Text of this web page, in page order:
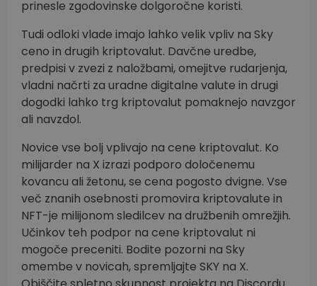
prinesle zgodovinske dolgoročne koristi.
Tudi odloki vlade imajo lahko velik vpliv na Sky
ceno in drugih kriptovalut. Davčne uredbe,
predpisi v zvezi z naložbami, omejitve rudarjenja,
vladni načrti za uradne digitalne valute in drugi
dogodki lahko trg kriptovalut pomaknejo navzgor
ali navzdol.
Novice vse bolj vplivajo na cene kriptovalut. Ko
milijarder na X izrazi podporo določenemu
kovancu ali žetonu, se cena pogosto dvigne. Vse
več znanih osebnosti promovira kriptovalute in
NFT-je milijonom sledilcev na družbenih omrežjih.
Učinkov teh podpor na cene kriptovalut ni
mogoče preceniti. Bodite pozorni na Sky
omembe v novicah, spremljajte SKY na X.